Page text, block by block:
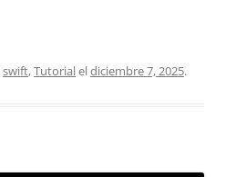
swift,Tutorialeldiciembre 7, 2025.